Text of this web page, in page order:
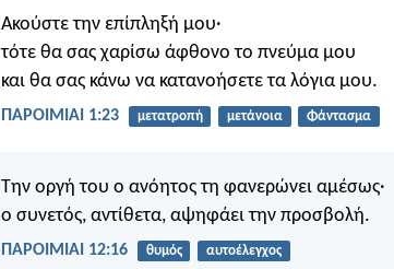
Ακούστε την επίπληξή μου·
τότε θα σας χαρίσω άφθονο το πνεύμα μου
και θα σας κάνω να κατανοήσετε τα λόγια μου.
ΠΑΡΟΙΜΙΑΙ 1:23 μετατροπή μετάνοια Φάντασμα
Την οργή του ο ανόητος τη φανερώνει αμέσως·
ο συνετός, αντίθετα, αψηφάει την προσβολή.
ΠΑΡΟΙΜΙΑΙ 12:16 θυμός αυτοέλεγχος